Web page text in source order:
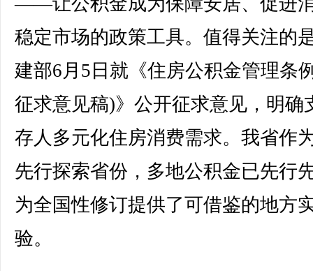
稳定市场的政策工具。值得关注的
建部6月5日就《住房公积金管理条
征求意见稿)》公开征求意见，明确
存人多元化住房消费需求。我省作
先行探索省份，多地公积金已先行
为全国性修订提供了可借鉴的地方
验。